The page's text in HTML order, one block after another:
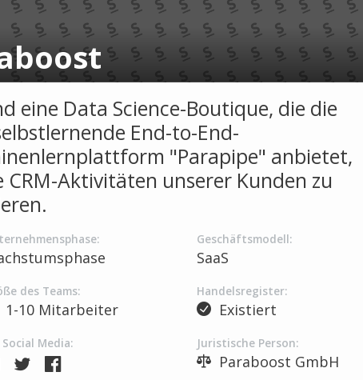
eine Data Science-Boutique, die die
End-to-End-
"Parapipe" anbietet,
CRM-Aktivitäten unserer Kunden zu
Geschäftsmodell:
SaaS
des Teams:
1-10 Mitarbeiter
Handelsregister:
Existiert
Social Media: Juristische Person:
Paraboost GmbH